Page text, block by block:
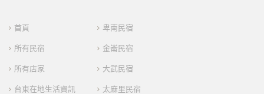
首頁
所有民宿
所有店家
台東在地生活資訊
卑南民宿
金崙民宿
大武民宿
太麻里民宿